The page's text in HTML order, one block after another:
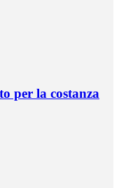
per la costanza